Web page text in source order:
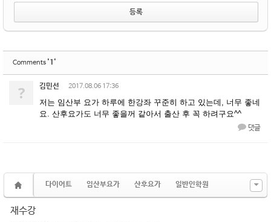
Comments '1'
? 김민선 2017.08.06 17:36
저는 임산부 요가 하루에 한강좌 꾸준히 하고 있는데, 너무 좋네
요. 산후요가도 너무 좋을꺼 같아서 출산 후 꼭 하려구요^^
댓글
다이어트 임산부요가 산후요가 일반인학원
재수강